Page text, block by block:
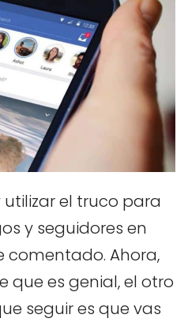
utilizar el truco para
y seguidores en
comentado. Ahora,
que es genial, el otro
seguir es que vas